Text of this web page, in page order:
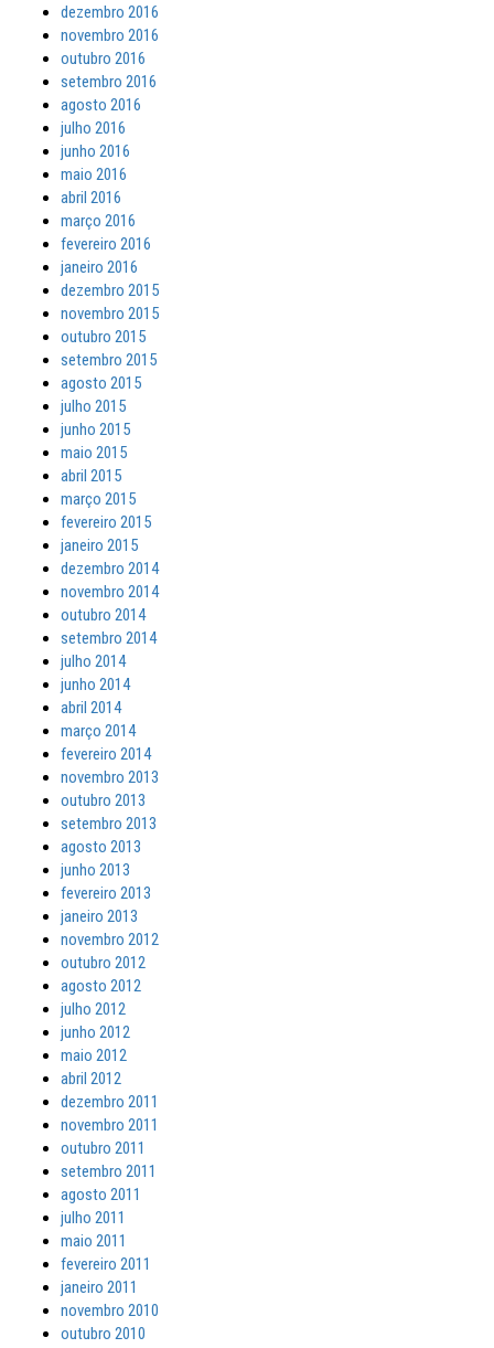
dezembro 2016
novembro 2016
outubro 2016
setembro 2016
agosto 2016
julho 2016
junho 2016
maio 2016
abril 2016
março 2016
fevereiro 2016
janeiro 2016
dezembro 2015
novembro 2015
outubro 2015
setembro 2015
agosto 2015
julho 2015
junho 2015
maio 2015
abril 2015
março 2015
fevereiro 2015
janeiro 2015
dezembro 2014
novembro 2014
outubro 2014
setembro 2014
julho 2014
junho 2014
abril 2014
março 2014
fevereiro 2014
novembro 2013
outubro 2013
setembro 2013
agosto 2013
junho 2013
fevereiro 2013
janeiro 2013
novembro 2012
outubro 2012
agosto 2012
julho 2012
junho 2012
maio 2012
abril 2012
dezembro 2011
novembro 2011
outubro 2011
setembro 2011
agosto 2011
julho 2011
maio 2011
fevereiro 2011
janeiro 2011
novembro 2010
outubro 2010